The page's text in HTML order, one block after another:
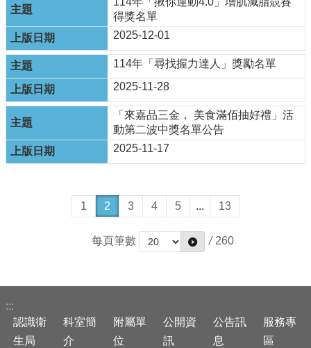
得獎名單
2025-12-01
114年「尋找握力達人」獎勵名單
2025-11-28
「來嘉品三金， 美食滿佰抽好禮」活
動第二波中獎名單公告
2025-11-17
1 2 3 4 5 ... 13
每頁筆數 / 260
:::
認識衛
生局
科室簡
介
附屬單
位
公開資
訊
公告訊
息
服務專
區